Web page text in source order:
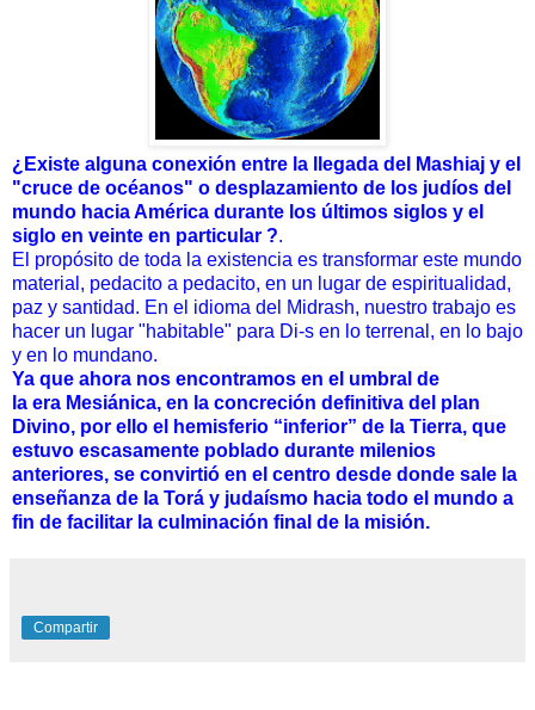
¿Existe alguna conexión entre la llegada del Mashiaj y el
"cruce de océanos" o desplazamiento de los judíos del
mundo hacia América durante los últimos siglos y el
siglo en veinte en particular ?.
El propósito de toda la existencia es transformar este mundo
material, pedacito a pedacito, en un lugar de espiritualidad,
paz y santidad. En el idioma del Midrash, nuestro trabajo es
hacer un lugar "habitable" para Di-s en lo terrenal, en lo bajo
y en lo mundano.
Ya que ahora nos encontramos en el umbral de
la era Mesiánica, en la concreción definitiva del plan
Divino, por ello el hemisferio “inferior” de la Tierra, que
estuvo escasamente poblado durante milenios
anteriores, se convirtió en el centro desde donde sale la
enseñanza de la Torá y judaísmo hacia todo el mundo a
fin de facilitar la culminación final de la misión.
Compartir